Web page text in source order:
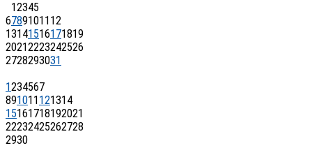
12345
67891011 12
13141516171819
20212223242526
2728293031
1234567
891011 121314
15161718192021
22232425262728
2930